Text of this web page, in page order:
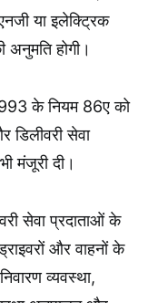
या इलेक्ट्रिक
अनुमति होगी।
के नियम 86ए को
डिलीवरी सेवा
मंजूरी दी।
सेवा प्रदाताओं के
और वाहनों के
व्यवस्था,